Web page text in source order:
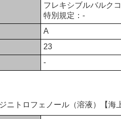
フレキシブルバルク
特別規定：-
A
23
-
ニトロフェノール（溶液）【海